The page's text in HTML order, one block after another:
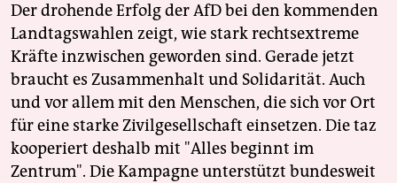
Der drohende Erfolg der AfD bei den kommenden
Landtagswahlen zeigt, wie stark rechtsextreme
Kräfte inzwischen geworden sind. Gerade jetzt
braucht es Zusammenhalt und Solidarität. Auch
und vor allem mit den Menschen, die sich vor Ort
für eine starke Zivilgesellschaft einsetzen. Die taz
kooperiert deshalb mit "Alles beginnt im
Zentrum". Die Kampagne unterstützt bundesweit